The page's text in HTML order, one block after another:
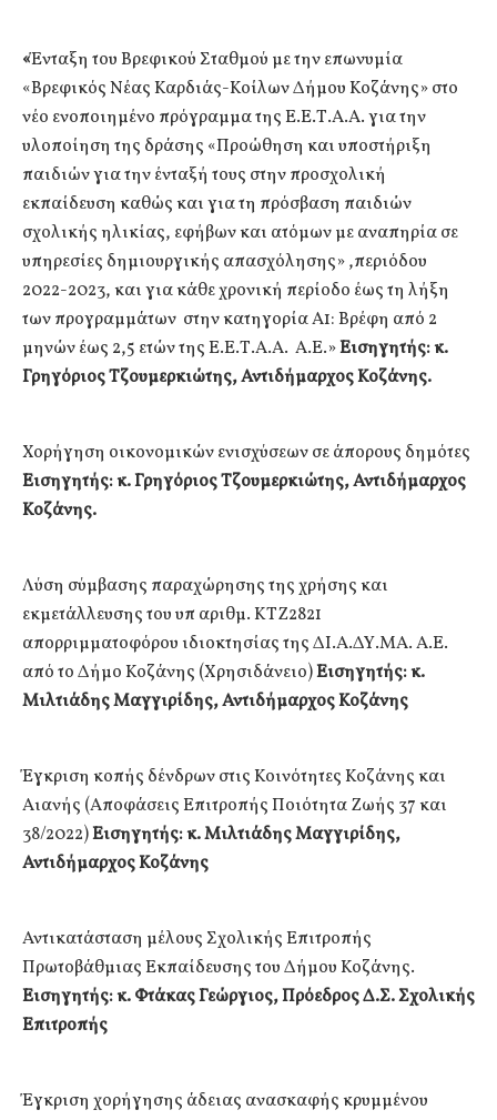
«Ένταξη του Βρεφικού Σταθμού με την επωνυμία
«Βρεφικός Νέας Καρδιάς-Κοίλων Δήμου Κοζάνης» στο
νέο ενοποιημένο πρόγραμμα της Ε.Ε.Τ.Α.Α. για την
υλοποίηση της δράσης «Προώθηση και υποστήριξη
παιδιών για την ένταξή τους στην προσχολική
εκπαίδευση καθώς και για τη πρόσβαση παιδιών
σχολικής ηλικίας, εφήβων και ατόμων με αναπηρία σε
υπηρεσίες δημιουργικής απασχόλησης» ,περιόδου
2022-2023, και για κάθε χρονική περίοδο έως τη λήξη
των προγραμμάτων στην κατηγορία Α1: Βρέφη από 2
μηνών έως 2,5 ετών της Ε.Ε.Τ.Α.Α. Α.Ε.»Εισηγητής: κ.
Γρηγόριος Τζουμερκιώτης, Αντιδήμαρχος Κοζάνης.
Χορήγηση οικονομικών ενισχύσεων σε άπορους δημότες
Εισηγητής: κ. Γρηγόριος Τζουμερκιώτης, Αντιδήμαρχος
Κοζάνης.
Λύση σύμβασης παραχώρησης της χρήσης και
εκμετάλλευσης του υπ αριθμ. ΚΤΖ2821
απορριμματοφόρου ιδιοκτησίας της ΔΙ.Α.ΔΥ.ΜΑ. Α.Ε.
από το Δήμο Κοζάνης (Χρησιδάνειο)Εισηγητής: κ.
Μιλτιάδης Μαγγιρίδης, Αντιδήμαρχος Κοζάνης
Έγκριση κοπής δένδρων στις Κοινότητες Κοζάνης και
Αιανής (Αποφάσεις Επιτροπής Ποιότητα Ζωής 37 και
38/2022)Εισηγητής: κ. Μιλτιάδης Μαγγιρίδης,
Αντιδήμαρχος Κοζάνης
Αντικατάσταση μέλους Σχολικής Επιτροπής
Πρωτοβάθμιας Εκπαίδευσης του Δήμου Κοζάνης.
Εισηγητής: κ. Φτάκας Γεώργιος, Πρόεδρος Δ.Σ. Σχολικής
Επιτροπής
Έγκριση χορήγησης άδειας ανασκαφής κρυμμένου